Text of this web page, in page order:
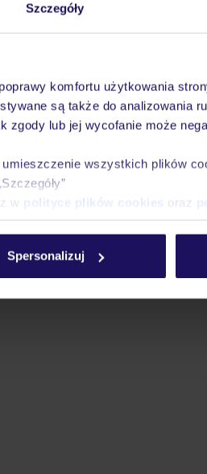
Szczegóły
komfortu użytkowania
są także do analizowania
zgody lub jej wycofanie może
wszystkich plików
w polityce plików cookies oraz
Spersonalizuj